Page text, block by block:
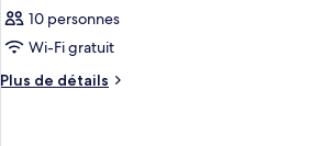
10 personnes
Wi-Fi gratuit
Plus de détails
Plus